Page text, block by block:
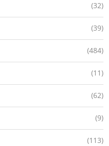
(32)
(39)
(484)
(11)
(62)
(9)
(113)